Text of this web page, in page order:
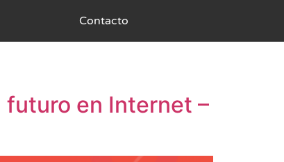
Contacto
en Internet –